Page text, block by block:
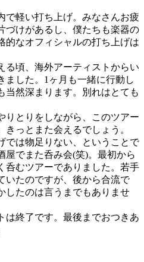
で軽い打ち上げ。みなさんお疲
づけがあるし、僕たちも楽器の
的なオフィシャルの打ち上げは
る頃、海外アーティストからい
ました。1ヶ月も一緒に行動し
当然深まります。別れはとても
りとりをしながら、このツアー
っとまた会えるでしょう。
では物足りない、ということで
屋でまた呑み会(笑)。最初から
呑むツアーでありました。若手
いたのですが、後から合流で
したのは言うまでもありませ
は終了です。最後までおつきあ